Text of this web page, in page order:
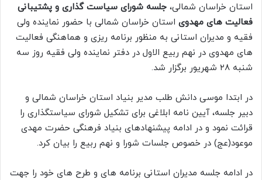
استان خراسان شمالی، جلسه شورای سیاست گذاری و پشتیبانی
فعالیت های مهدوی استان خراسان شمالی با حضور نماینده ولی
فقیه و مدیران استانی به منظور برنامه ریزی و هماهنگی فعالیت
های مهدوی در نهم ربیع الاول در دفتر نماینده ولی فقیه روز سه
شنبه ۲۸ شهریور برگزار شد.
در ابتدا موسی دانش طلب مدیر بنیاد استان خراسان شمالی و
دبیر جلسه، آیین نامه ابلاغی برای تشکیل شورای سیاستگذاری را
قرائت نمود و در ادامه پیشنهادهای بنیاد فرهنگی حضرت مهدی
موعود(عج) در خصوص جلسات شورا و نهم ربیع را بیان کرد.
در ادامه جلسه مدیران استانی برنامه های و طرح های خود را جهت